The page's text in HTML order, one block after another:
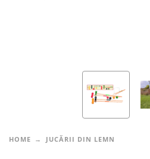
HOME JUCĂRII DIN LEMN